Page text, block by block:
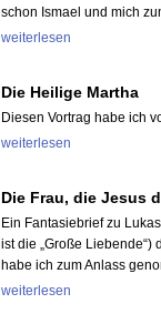
schon Ismael und mich
weiterlesen
Die Heilige Martha
Diesen Vortrag habe ich
weiterlesen
Die Frau, die Jesus
Ein Fantasiebrief zu
ist die „Große
habe ich zum Anlass
weiterlesen